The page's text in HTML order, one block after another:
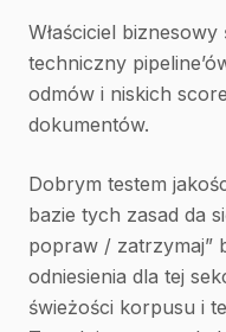
Właściciel
techniczny
odmów i niskich
dokumentów.
Dobrym testem
bazie tych zasad da
popraw / zatrzymaj”
odniesienia dla tej
świeżości korpusu i